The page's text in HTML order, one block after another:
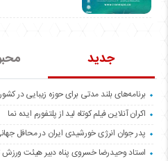
جدید
برنامه‌های بلند مدتی برای حوزه زیبایی در
اکران آنلاین فیلم کوتاه لید از پلتفورم ایده نما
پدر جوان انرژی خورشیدی ایران در محافل
استاد وحیدرضا خسروی پناه دبیر هیئت ورزش